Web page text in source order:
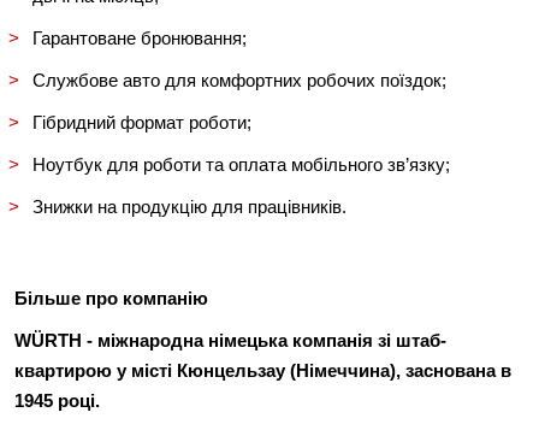
Гарантоване бронювання;
Службове авто для комфортних робочих поїздок;
Гібридний формат роботи;
Ноутбук для роботи та оплата мобільного зв’язку;
Знижки на продукцію для працівників.
Більше про компанію
WÜRTH - міжнародна німецька компанія зі штаб-
квартирою у місті Кюнцельзау (Німеччина), заснована в
1945 році.